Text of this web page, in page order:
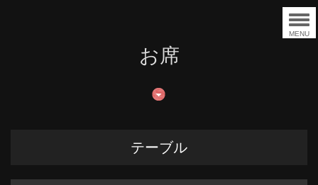
MENU
お席
テーブル